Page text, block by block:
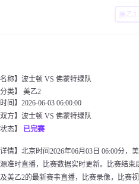
美乙2
名称】波士顿 VS 佛蒙特绿队
类】 美乙2
时间】2026-06-03 06:00:00
双方】波士顿 VS 佛蒙特绿队
态】 已完赛
详情】北京时间2026年06月03日 06:00分
准时直播，比赛数据实时更新。比赛结
美乙2的最新赛事直播，比赛录像，比赛